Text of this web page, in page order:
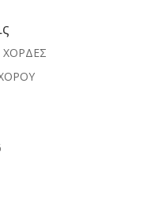
ΧΟΡΔΕΣ